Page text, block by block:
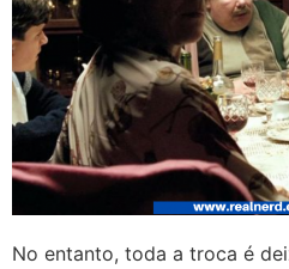
No entanto, toda a troca é